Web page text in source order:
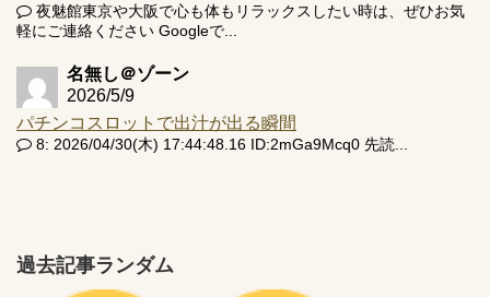
夜魅館東京や大阪で心も体もリラックスしたい時は、ぜひお気
軽にご連絡ください Googleで...
名無し＠ゾーン
2026/5/9
パチンコスロットで出汁が出る瞬間
8: 2026/04/30(木) 17:44:48.16 ID:2mGa9Mcq0 先読...
過去記事ランダム